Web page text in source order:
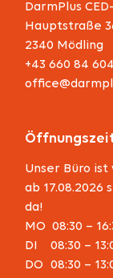
DarmPlus
Hauptstraße
2340 Mödling
+43 660 84
Unser Büro ist
ab 17.08.2026
da!
MO 08:30 –
DI
08:30 –
DO
08:30 –